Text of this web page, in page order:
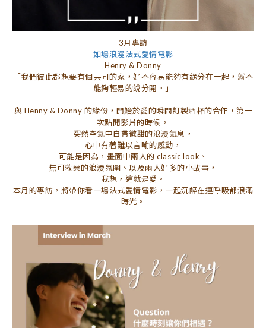
3月專訪
如場浪漫法式愛情電影
Henry & Donny
「我們彼此都想要有個共同的家，好不容易能夠有緣分在一起，就不
能夠輕易的說分開。」
與 Henny & Donny 的緣份，開始於愛的瞬間訂製酒杯的合作，第一
次點開影片的時候，
突然空氣中自帶微甜的浪漫氣息，
心中有著難以言喻的感動，
可能是因為，畫面中兩人的 classic look、
無可救藥的浪漫氛圍、以及兩人好多的小故事，
我想，這就是愛。
本月的專訪，將帶你看一場法式愛情電影，一起沉醉在連呼吸都浪滿
時光。